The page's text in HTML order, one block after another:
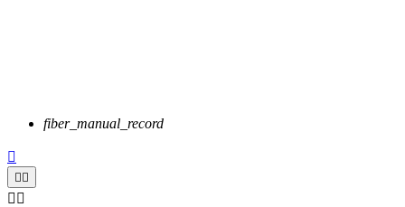
fiber_manual_record


 